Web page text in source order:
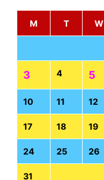
M
T W
3 4 5
10 11 12
17 18 19
24 25 26
31